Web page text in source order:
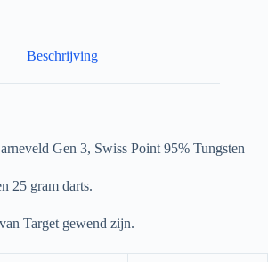
Beschrijving
Gen 3, Swiss Point 95% Tungsten
25 gram darts.
Target gewend zijn.